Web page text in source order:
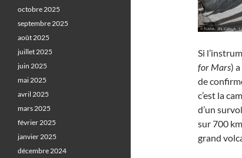
Si
for Mars)
de
c’est la
d’un
sur 700
grand
octobre 2025
septembre 2025
août 2025
juillet 2025
juin 2025
mai 2025
avril 2025
mars 2025
février 2025
janvier 2025
décembre 2024